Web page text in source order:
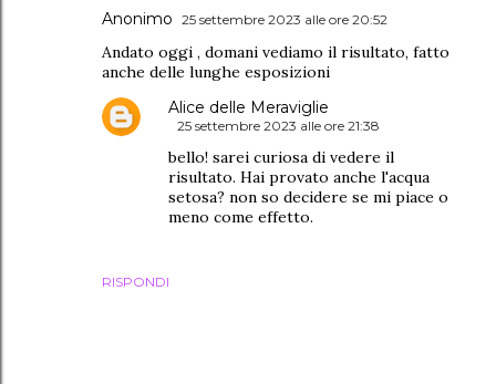
Anonimo 25 settembre 2023 alle ore 20:52
Andato oggi , domani vediamo il risultato, fatto
anche delle lunghe esposizioni
RISPONDI
Alice delle Meraviglie
25 settembre 2023 alle ore 21:38
bello! sarei curiosa di vedere il
risultato. Hai provato anche l'acqua
setosa? non so decidere se mi piace o
meno come effetto.